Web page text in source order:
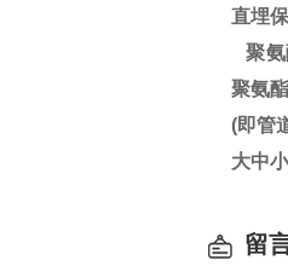
直埋
聚氨
聚氨
(即管
大中
留